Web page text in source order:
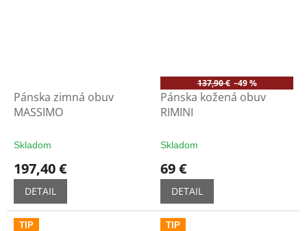
Pánska zimná obuv
MASSIMO
Skladom
197,40 €
DETAIL
137,90 € –49 %
Pánska kožená obuv
RIMINI
Skladom
69 €
DETAIL
TIP TIP